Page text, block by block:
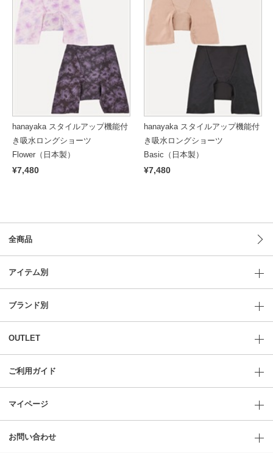
hanayaka スタイルアップ機能付
き吸水ロングショーツ
Flower（日本製）
¥7,480
hanayaka スタイルアップ機能付
き吸水ロングショーツ
Basic（日本製）
¥7,480
全商品
アイテム別
ブランド別
OUTLET
ご利用ガイド
マイページ
お問い合わせ